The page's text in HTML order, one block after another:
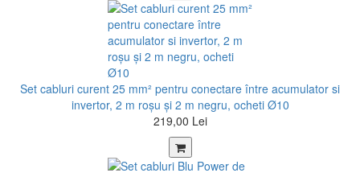
Set cabluri curent 25 mm² pentru conectare între acumulator si
invertor, 2 m roșu şi 2 m negru, ocheti Ø10
219,00 Lei